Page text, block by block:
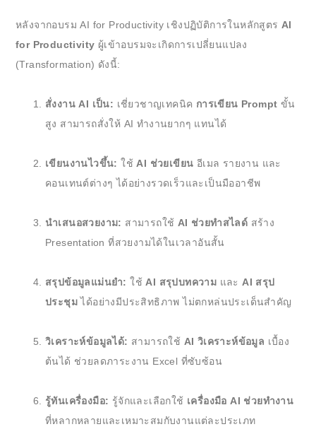
หลังจากอบรม AI for Productivity เชิงปฏิบัติการในหลักสูตร AI
for Productivity ผู้เข้าอบรมจะเกิดการเปลี่ยนแปลง
(Transformation) ดังนี้:
สั่งงาน AI เป็น: เชี่ยวชาญเทคนิค การเขียน Prompt ขั้น
สูง สามารถสั่งให้ AI ทำงานยากๆ แทนได้
เขียนงานไวขึ้น: ใช้ AI ช่วยเขียน อีเมล รายงาน และ
คอนเทนต์ต่างๆ ได้อย่างรวดเร็วและเป็นมืออาชีพ
นำเสนอสวยงาม: สามารถใช้ AI ช่วยทำสไลด์ สร้าง
Presentation ที่สวยงามได้ในเวลาอันสั้น
สรุปข้อมูลแม่นยำ: ใช้ AI สรุปบทความ และ AI สรุป
ประชุมได้อย่างมีประสิทธิภาพ ไม่ตกหล่นประเด็นสำคัญ
วิเคราะห์ข้อมูลได้: สามารถใช้ AI วิเคราะห์ข้อมูล เบื้อง
ต้นได้ ช่วยลดภาระงาน Excel ที่ซับซ้อน
รู้ทันเครื่องมือ: รู้จักและเลือกใช้ เครื่องมือ AI ช่วยทำงาน
ที่หลากหลายและเหมาะสมกับงานแต่ละประเภท